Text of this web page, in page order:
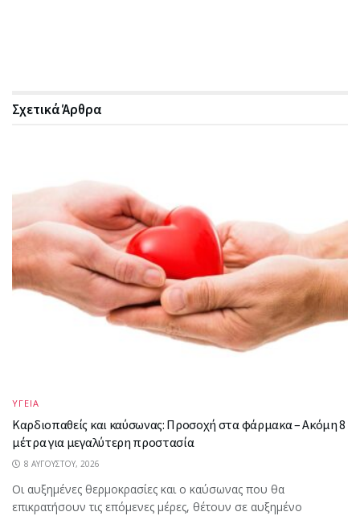
ΣχετικάΆρθρα
ΥΓΕΙΑ
Καρδιοπαθείς και καύσωνας: Προσοχή στα φάρμακα – Ακόμη 8
μέτρα για μεγαλύτερη προστασία
8 ΑΥΓΟΎΣΤΟΥ, 2026
Οι αυξημένες θερμοκρασίες και ο καύσωνας που θα
επικρατήσουν τις επόμενες μέρες, θέτουν σε αυξημένο